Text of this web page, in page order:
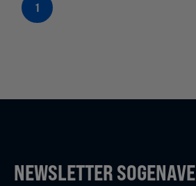
Sobremesas
1
NEWSLETTER SOGENAVE